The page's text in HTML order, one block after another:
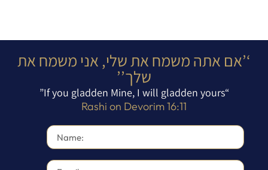
‘’אם אתה משמח את שלי, אני משמח את
שלך’’
“If you gladden Mine, I will gladden yours”
Rashi on Devorim 16:11